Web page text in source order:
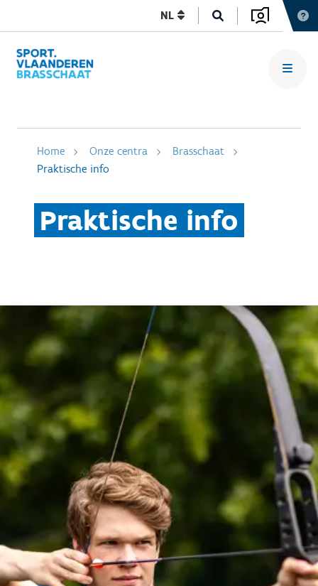
NL
Home Onze centra
Brasschaat
Praktische info
Praktische info